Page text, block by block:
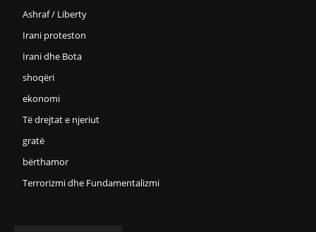
Ashraf / Liberty
Irani proteston
Irani dhe Bota
shoqëri
ekonomi
Të drejtat e njeriut
gratë
bërthamor
Terrorizmi dhe Fundamentalizmi